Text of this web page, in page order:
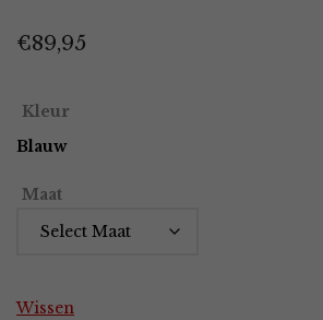
€89,95
Kleur
Blauw
Maat
Wissen